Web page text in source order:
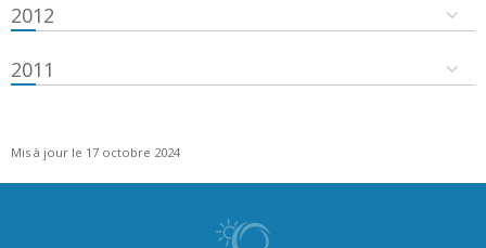
2012
2011
Mis à jour le 17 octobre 2024